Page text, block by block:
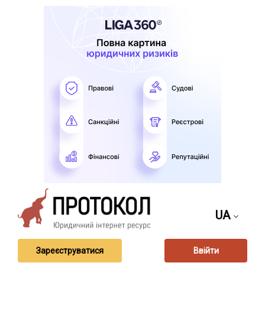
UA
Зареєструватися Ввійти